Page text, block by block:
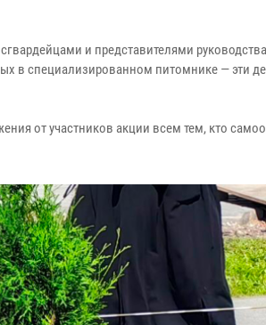
и представителями
в специализированном питомнике — эти
от участников акции всем тем, кто